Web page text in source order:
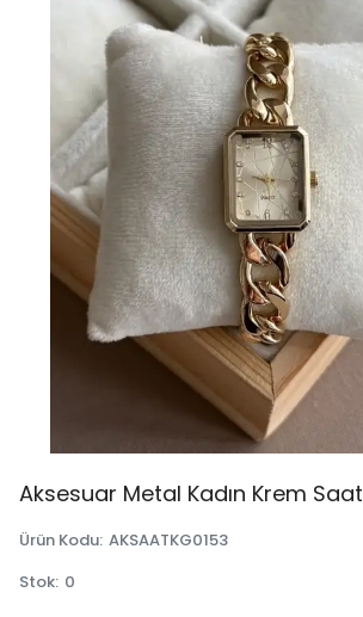
Aksesuar Metal Kadın Krem Saat
Ürün Kodu: AKSAATKG0153
Stok: 0